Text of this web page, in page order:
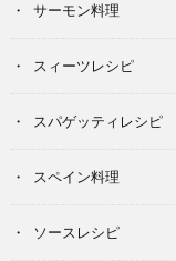
サーモン料理
スィーツレシピ
スパゲッティレシピ
スペイン料理
ソースレシピ